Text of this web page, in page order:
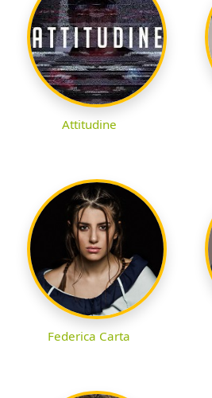
Attitudine
Federica Carta